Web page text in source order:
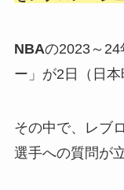
NBAの2023～
ー」が2日（日本
その中で、レブ
選手への質問が